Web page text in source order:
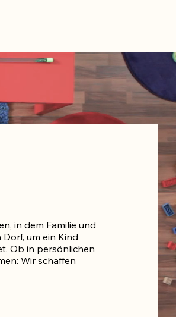
in dem Familie und
um ein Kind
Ob in persönlichen
Wir schaffen